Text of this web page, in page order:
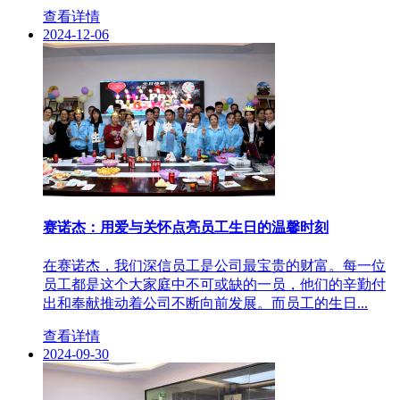
查看详情
2024-12-06
赛诺杰：用爱与关怀点亮员工生日的温馨时刻
在赛诺杰，我们深信员工是公司最宝贵的财富。每一位
员工都是这个大家庭中不可或缺的一员，他们的辛勤付
出和奉献推动着公司不断向前发展。而员工的生日...
查看详情
2024-09-30